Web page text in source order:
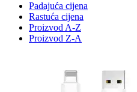
Padajuća cijena
Rastuća cijena
Proizvod A-Z
Proizvod Z-A